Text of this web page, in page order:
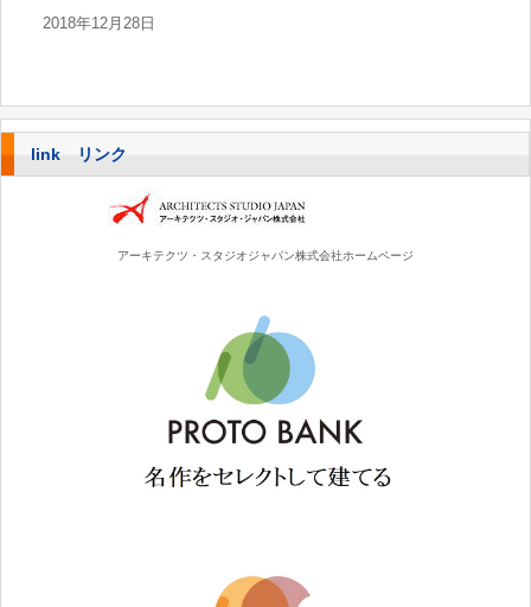
2018年12月28日
link リンク
アーキテクツ・スタジオジャパン株式会社ホームページ